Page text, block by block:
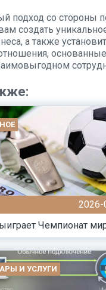
подход со стороны
создать
а также
2026-
Чемпионат
И УСЛУГИ